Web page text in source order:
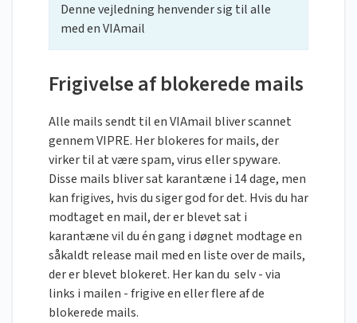
Denne vejledning henvender sig til alle
med en VIAmail
Frigivelse af blokerede mails
Alle mails sendt til en VIAmail bliver scannet
gennem VIPRE. Her blokeres for mails, der
virker til at være spam, virus eller spyware.
Disse mails bliver sat karantæne i 14 dage, men
kan frigives, hvis du siger god for det. Hvis du har
modtaget en mail, der er blevet sat i
karantæne vil du én gang i døgnet modtage en
såkaldt release mail med en liste over de mails,
der er blevet blokeret. Her kan du selv - via
links i mailen - frigive en eller flere af de
blokerede mails.